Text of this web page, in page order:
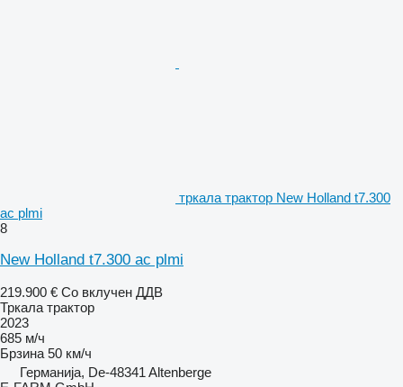
тркала трактор New Holland t7.300
ac plmi
8
New Holland t7.300 ac plmi
219.900 € Со вклучен ДДВ
Тркала трактор
2023
685 м/ч
Брзина 50 км/ч
Германија, De-48341 Altenberge